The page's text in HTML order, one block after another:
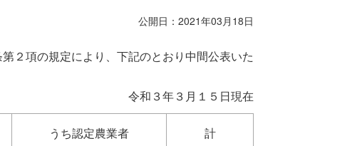
公開日：2021年03月18日
２項の規定により、下記のとおり中間公表いた
令和３年３月１５日現在
うち認定農業者 計